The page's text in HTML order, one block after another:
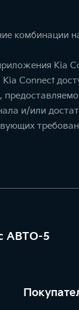
комбинации
Kia
Connect
и/или
АВТО-5